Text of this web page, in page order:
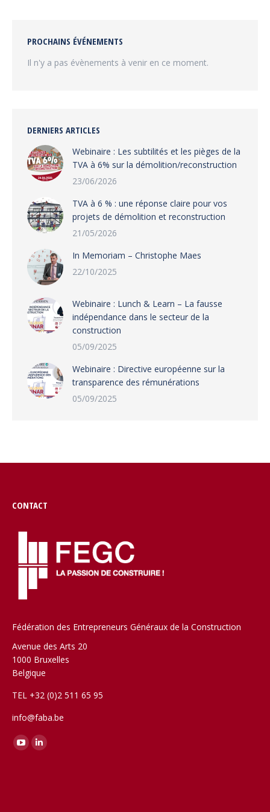
PROCHAINS ÉVÉNEMENTS
Il n'y a pas évènements à venir en ce moment.
DERNIERS ARTICLES
Webinaire : Les subtilités et les pièges de la
TVA à 6% sur la démolition/reconstruction
23/06/2026
TVA à 6 % : une réponse claire pour vos
projets de démolition et reconstruction
21/05/2026
In Memoriam – Christophe Maes
22/10/2025
Webinaire : Lunch & Learn – La fausse
indépendance dans le secteur de la
construction
05/09/2025
Webinaire : Directive européenne sur la
transparence des rémunérations
05/09/2025
CONTACT
Fédération des Entrepreneurs Généraux de la Construction
Avenue des Arts 20
1000 Bruxelles
Belgique
TEL +32 (0)2 511 65 95
info@faba.be
Trouvez nous sur :
YouTubeLinkedIn